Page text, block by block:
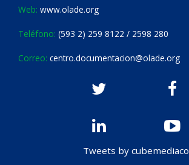
Web: www.olade.org
Teléfono: (593 2) 259 8122 / 2598 280
Correo: centro.documentacion@olade.org
Tweets by cubemediaco